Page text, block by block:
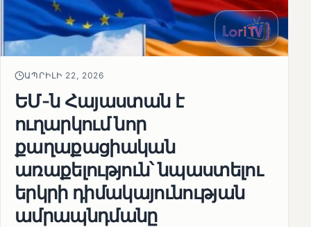
ԱՊՐԻԼԻ 22, 2026
ԵՄ-ն Հայաստան է
ուղարկում նոր
քաղաքացիական
առաքելություն՝ նպաստելու
երկրի դիմակայունության
ամրապնդմանը